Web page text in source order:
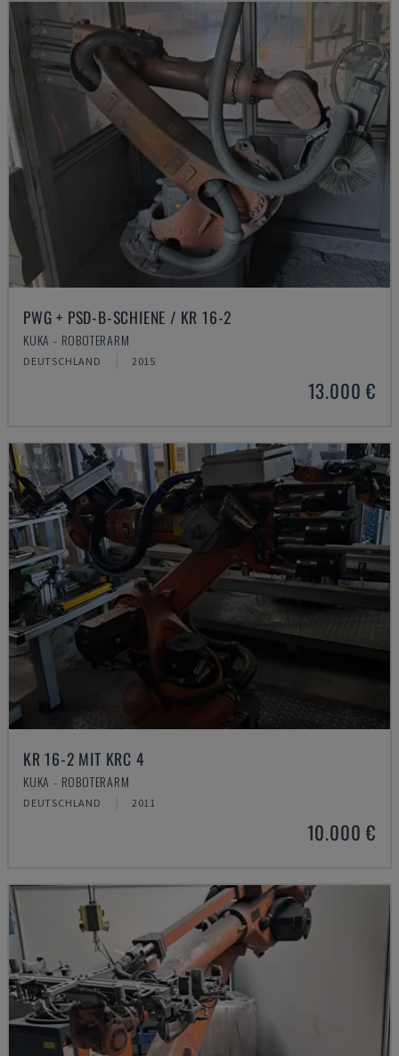
PWG + PSD-B-SCHIENE / KR 16-2
KUKA - ROBOTERARM
DEUTSCHLAND 2015
13.000 €
KR 16-2 MIT KRC 4
KUKA - ROBOTERARM
DEUTSCHLAND 2011
10.000 €